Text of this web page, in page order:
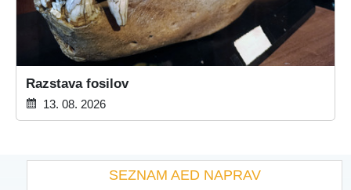
Razstava fosilov
13. 08. 2026
SEZNAM AED NAPRAV